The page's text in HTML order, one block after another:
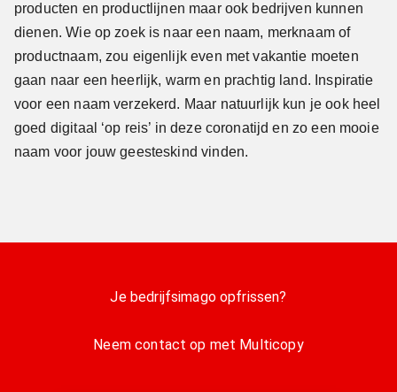
producten en productlijnen maar ook bedrijven kunnen
dienen. Wie op zoek is naar een naam, merknaam of
productnaam, zou eigenlijk even met vakantie moeten
gaan naar een heerlijk, warm en prachtig land. Inspiratie
voor een naam verzekerd. Maar natuurlijk kun je ook heel
goed digitaal ‘op reis’ in deze coronatijd en zo een mooie
naam voor jouw geesteskind vinden.
Je bedrijfsimago opfrissen?
Neem contact op met Multicopy